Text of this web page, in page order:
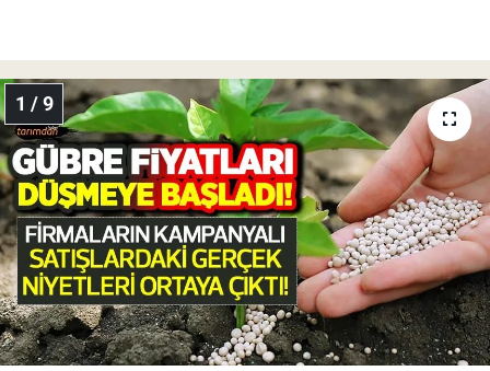
1 / 9
Şeker ve Şekerli Mamüller
Tahıllar ve Baklagiller
Tohum